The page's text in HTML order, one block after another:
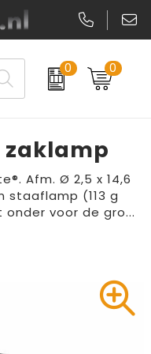
0 0
zaklamp
Afm. Ø 2,5 x 14,6
staaflamp (113 g
voor de gro...